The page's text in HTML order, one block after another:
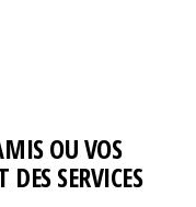
OU VOS
DES SERVICES